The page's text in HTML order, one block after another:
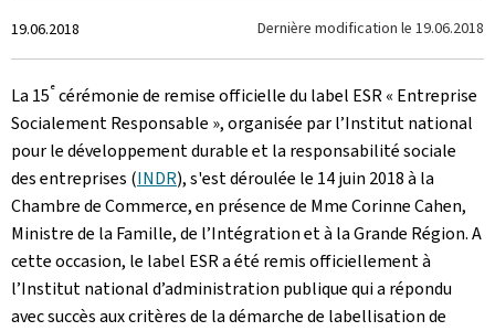
Crée
le
19.06.2018 Dernière modification le 19.06.2018
La 15ecérémonie de remise officielle du label ESR « Entreprise
Socialement Responsable », organisée par l’Institut national
pour le développement durable et la responsabilité sociale
des entreprises (INDR), s'est déroulée le 14 juin 2018 à la
Chambre de Commerce, en présence de Mme Corinne Cahen,
Ministre de la Famille, de l’Intégration et à la Grande Région. A
cette occasion, le label ESR a été remis officiellement à
l’Institut national d’administration publique qui a répondu
avec succès aux critères de la démarche de labellisation de